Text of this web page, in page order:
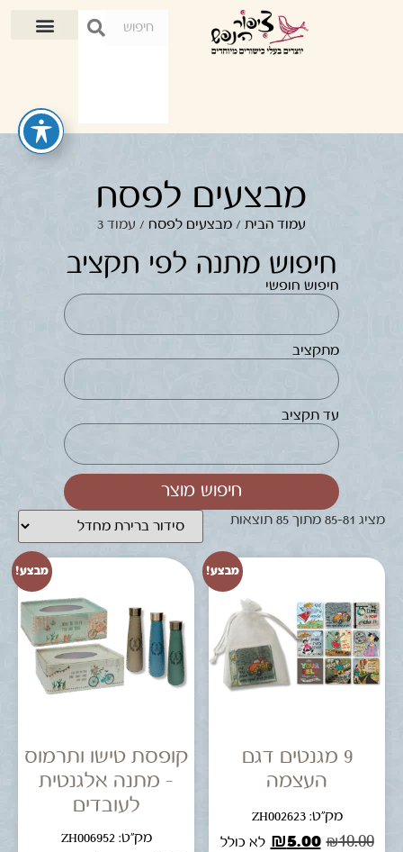
מבצעים לפסח
עמוד הבית / מבצעים לפסח / עמוד 3
חיפוש מתנה לפי תקציב
חיפוש חופשי
מתקציב
עד תקציב
חיפוש מוצר
מציג 81–85 מתוך 85 תוצאות
מבצע!
9 מגנטים דגם
העצמה
מק"ט: ZH002623
₪10.00
₪5.00
לא כולל
מבצע!
קופסת טישו ותרמוס
– מתנה אלגנטית
לעובדים
מק"ט: ZH006952